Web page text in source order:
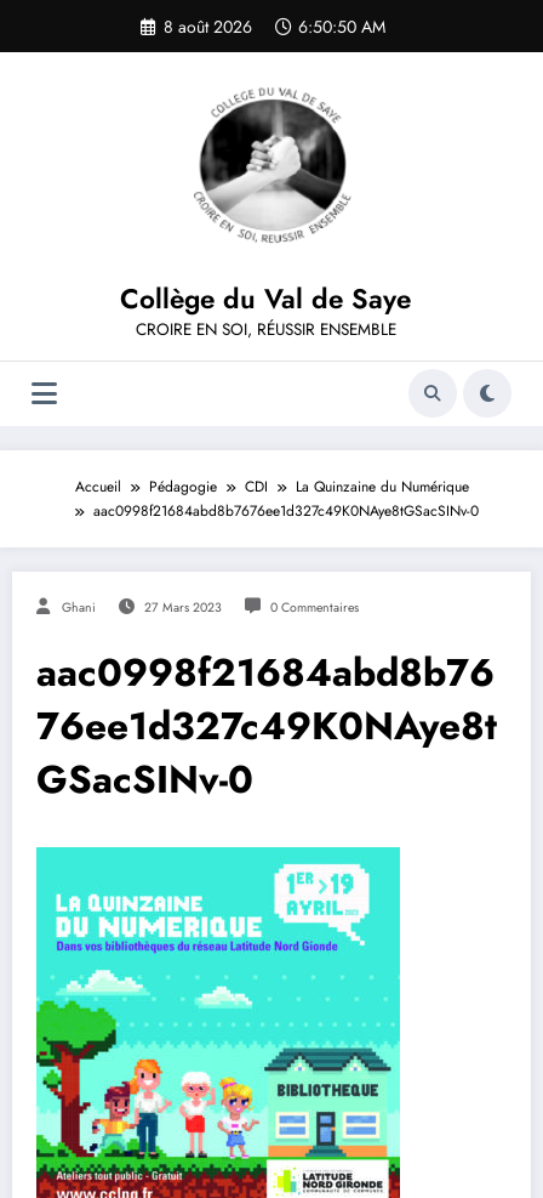
contenu
8 août 2026 6:50:50 AM
Collège du Val de Saye
CROIRE EN SOI, RÉUSSIR ENSEMBLE
Accueil Pédagogie CDI
La Quinzaine du Numérique
aac0998f21684abd8b7676ee1d327c49K0NAye8tGSacSINv-0
Ghani 27 Mars 2023 0 Commentaires
aac0998f21684abd8b76
76ee1d327c49K0NAye8t
GSacSINv-0